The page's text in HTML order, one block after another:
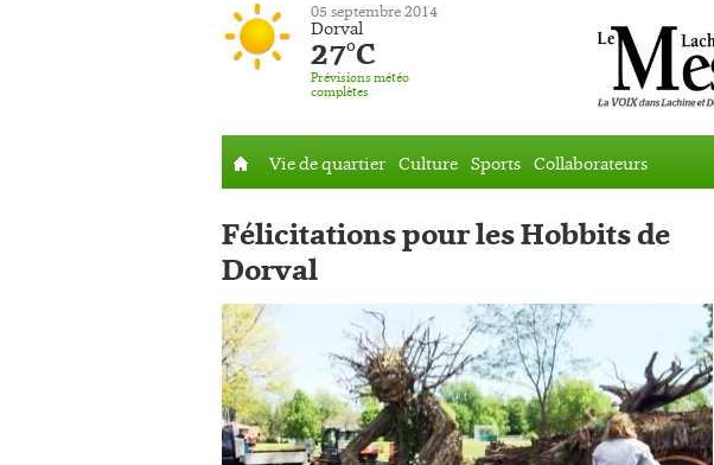
05 septembre 2014
Dorval
27°C
Prévisions météo
complètes
Vie de quartier Culture Sports Collaborateurs
Félicitations pour les Hobbits de
Dorval